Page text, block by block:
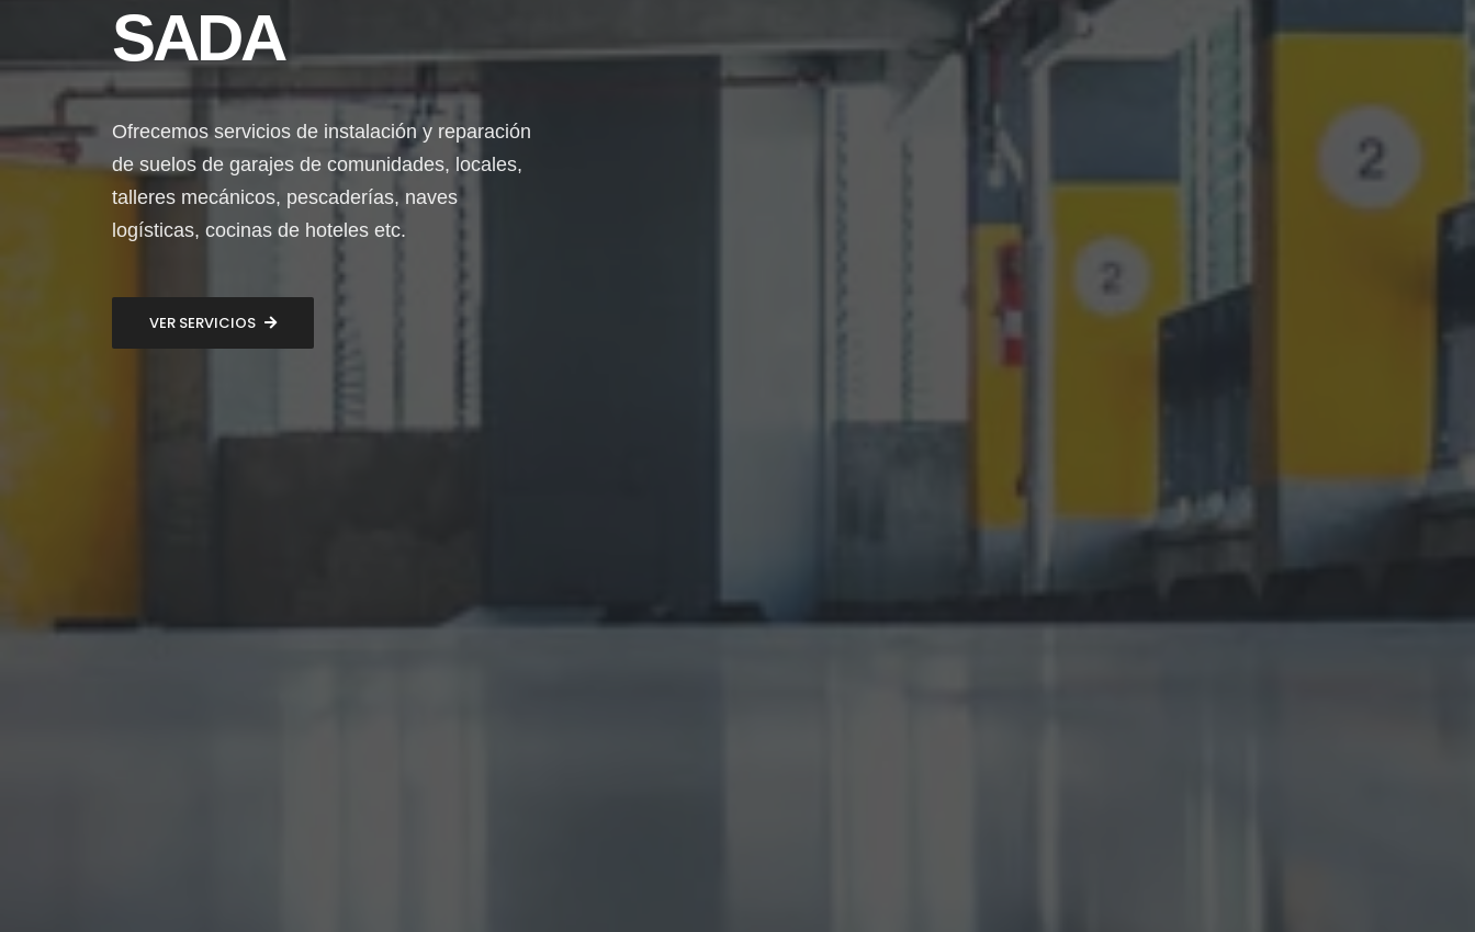
SADA
Ofrecemos servicios de instalación y reparación
de suelos de garajes de comunidades, locales,
talleres mecánicos, pescaderías, naves
logísticas, cocinas de hoteles etc.
VER SERVICIOS